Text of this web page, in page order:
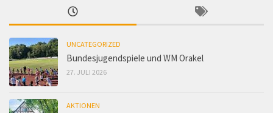
UNCATEGORIZED
Bundesjugendspiele und WM Orakel
27. JULI 2026
AKTIONEN